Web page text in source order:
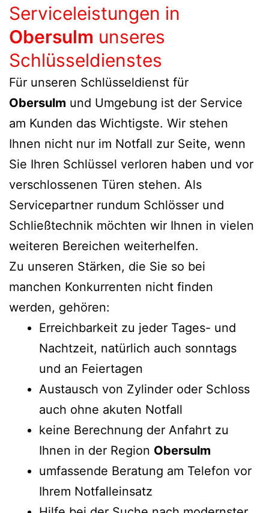
Serviceleistungen in
Obersulm unseres
Schlüsseldienstes
Für unseren Schlüsseldienst für
Obersulm und Umgebung ist der Service
am Kunden das Wichtigste. Wir stehen
Ihnen nicht nur im Notfall zur Seite, wenn
Sie Ihren Schlüssel verloren haben und vor
verschlossenen Türen stehen. Als
Servicepartner rundum Schlösser und
Schließtechnik möchten wir Ihnen in vielen
weiteren Bereichen weiterhelfen.
Zu unseren Stärken, die Sie so bei
manchen Konkurrenten nicht finden
werden, gehören:
Erreichbarkeit zu jeder Tages- und
Nachtzeit, natürlich auch sonntags
und an Feiertagen
Austausch von Zylinder oder Schloss
auch ohne akuten Notfall
keine Berechnung der Anfahrt zu
Ihnen in der Region Obersulm
umfassende Beratung am Telefon vor
Ihrem Notfalleinsatz